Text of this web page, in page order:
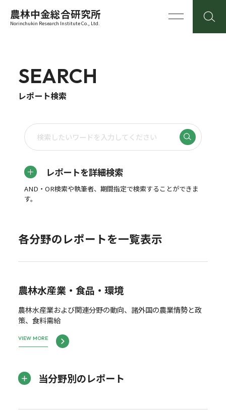
農林中金総合研究所
Norinchukin Research Institute Co., Ltd.
SEARCH
レポート検索
レポートを詳細検索
AND・OR検索や執筆者、期間指定で検索することができま
す。
各分野のレポートを一覧表示
農林水産業・食品・環境
農林水産業および関連分野の動向、諸外国の農業情勢と政
策、食料需給
VIEW MORE
当分野別のレポート